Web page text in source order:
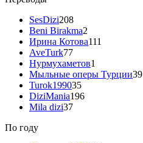
SesDizi208
Beni Birakma2
Ирина Котова111
AveTurk77
Нурмухаметов1
Мыльные оперы Турции39
Turok199035
DiziMania196
Mila dizi37
По году